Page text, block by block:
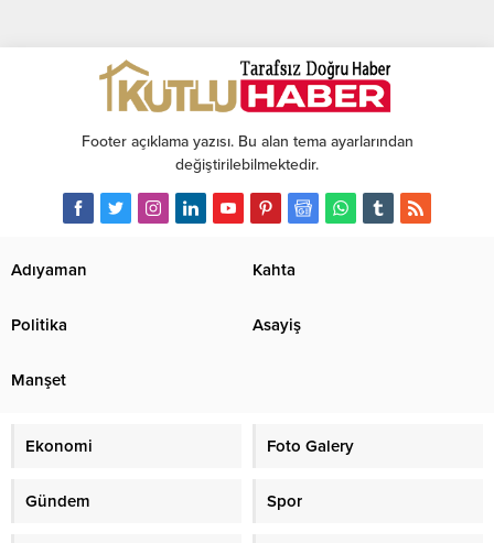
Footer açıklama yazısı. Bu alan tema ayarlarından
değiştirilebilmektedir.
Adıyaman Kahta
Politika Asayiş
Manşet
Ekonomi Foto Galery
Gündem Spor